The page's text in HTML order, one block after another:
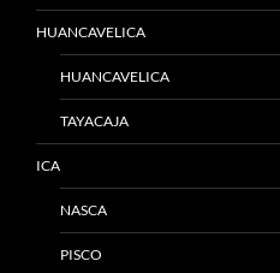
HUANCAVELICA
HUANCAVELICA
TAYACAJA
ICA
NASCA
PISCO